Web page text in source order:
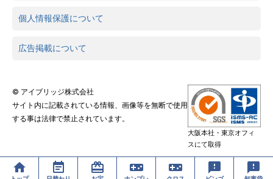
個人情報保護について
広告掲載について
© アイブリッジ株式会社
サイト内に記載されている情報、画像等を無断で使用
する事は法律で禁止されています。
大阪本社・東京オフィ
スにて取得